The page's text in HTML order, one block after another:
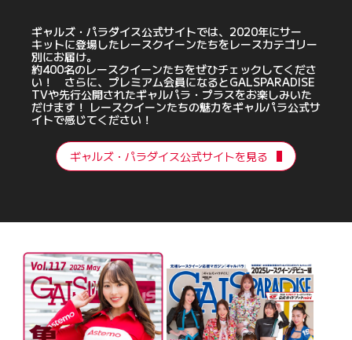
ギャルズ・パラダイス公式サイトでは、2020年にサー
キットに登場したレースクイーンたちをレースカテゴリー
別にお届け。
約400名のレースクイーンたちをぜひチェックしてくださ
い！ さらに、プレミアム会員になるとGALSPARADISE
TVや先行公開されたギャルパラ・プラスをお楽しみいた
だけます！ レースクイーンたちの魅力をギャルパラ公式サ
イトで感じてください！
ギャルズ・パラダイス公式サイトを見る